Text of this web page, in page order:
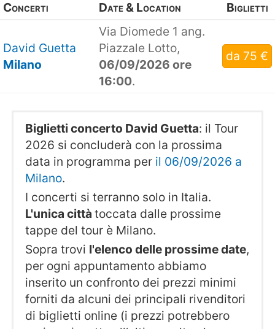
Concerti Date & Location Biglietti
David Guetta
Milano
Via Diomede 1 ang.
Piazzale Lotto,
06/09/2026 ore
16:00.
da 75 €
Biglietti concerto David Guetta: il Tour
2026 si concluderà con la prossima
data in programma per il 06/09/2026 a
Milano.
I concerti si terranno solo in Italia.
L'unica cittàtoccata dalle prossime
tappe del tour è Milano.
Sopra trovi l'elenco delle prossime date,
per ogni appuntamento abbiamo
inserito un confronto dei prezzi minimi
forniti da alcuni dei principali rivenditori
di biglietti online (i prezzi potrebbero